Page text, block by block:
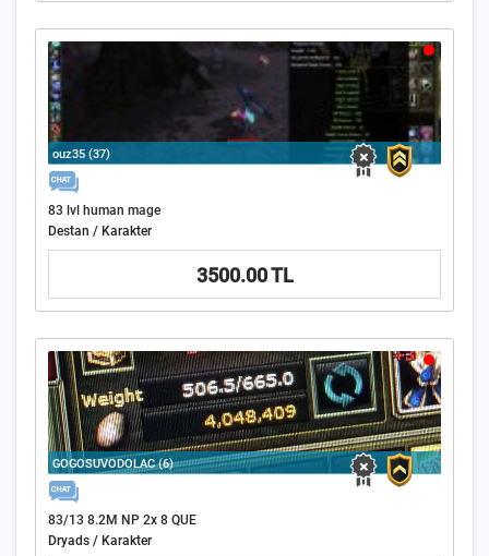
ouz35 (37)
83 lvl human mage
Destan / Karakter
3500.00 TL
GOGOSUVODOLAC (6)
83/13 8.2M NP 2x 8 QUE
Dryads / Karakter